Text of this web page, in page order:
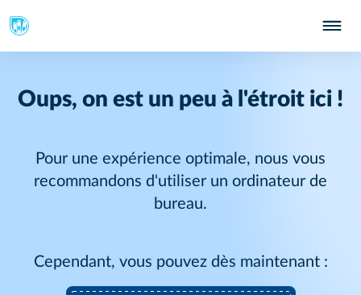
Oups, on est un peu à l'étroit ici !
Pour une expérience optimale, nous vous
recommandons d'utiliser un ordinateur de
bureau.
Cependant, vous pouvez dès maintenant :